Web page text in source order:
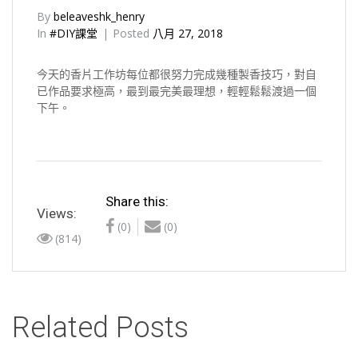
By beleaveshk_henry
In #DIY課堂 Posted 八月 27, 2018
今天的香片工作坊每位都很努力完成幾種製香技巧，對自
已作品要求極高，最到最完美最理想，輕輕鬆鬆渡過一個
下午。
Share this:
(0) (0)
Views:
(814)
Related Posts